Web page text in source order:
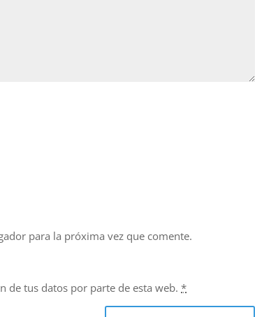
para la próxima vez que comente.
de tus datos por parte de esta web.*